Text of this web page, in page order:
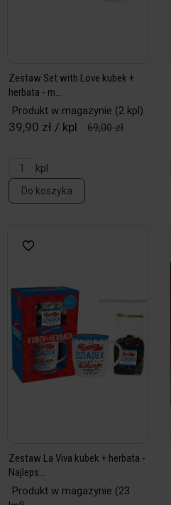
Zestaw Set with Love kubek +
herbata - m...
Produkt w magazynie (2 kpl)
39,90 zł / kpl 69,00 zł
kpl
Do koszyka
Zestaw La Viva kubek + herbata -
Najleps...
Produkt w magazynie (23